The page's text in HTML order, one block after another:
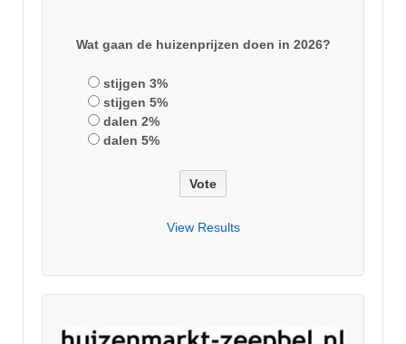
Wat gaan de huizenprijzen doen in 2026?
stijgen 3%
stijgen 5%
dalen 2%
dalen 5%
View Results